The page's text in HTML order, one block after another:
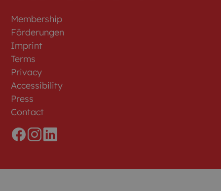
Membership
Förderungen
Imprint
Terms
Privacy
Accessibility
Press
Contact